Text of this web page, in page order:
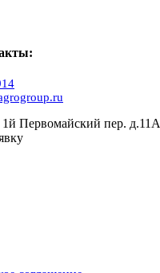
1й Первомайский пер. д.11А